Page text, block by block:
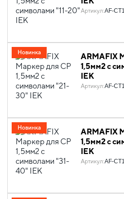
Артикул:AF-
ARMAFIX
1,5мм2 с
IEK
Артикул:AF-
Новинка
ARMAFIX
1,5мм2 с
IEK
Артикул:AF-
Новинка